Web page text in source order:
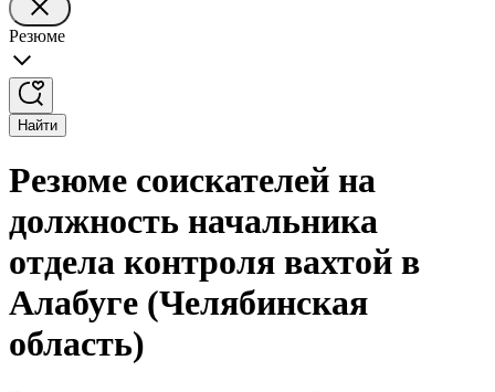
Резюме
Найти
Резюме соискателей на
должность начальника
отдела контроля вахтой в
Алабуге (Челябинская
область)